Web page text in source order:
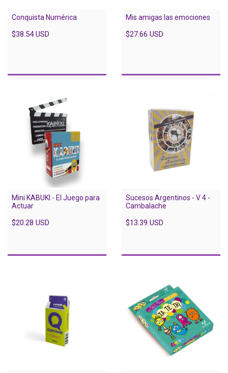
Conquista Numérica
$38.54 USD
Mis amigas las emociones
$27.66 USD
Mini KABUKI - El Juego para
Actuar
$20.28 USD
Sucesos Argentinos - V 4 -
Cambalache
$13.39 USD